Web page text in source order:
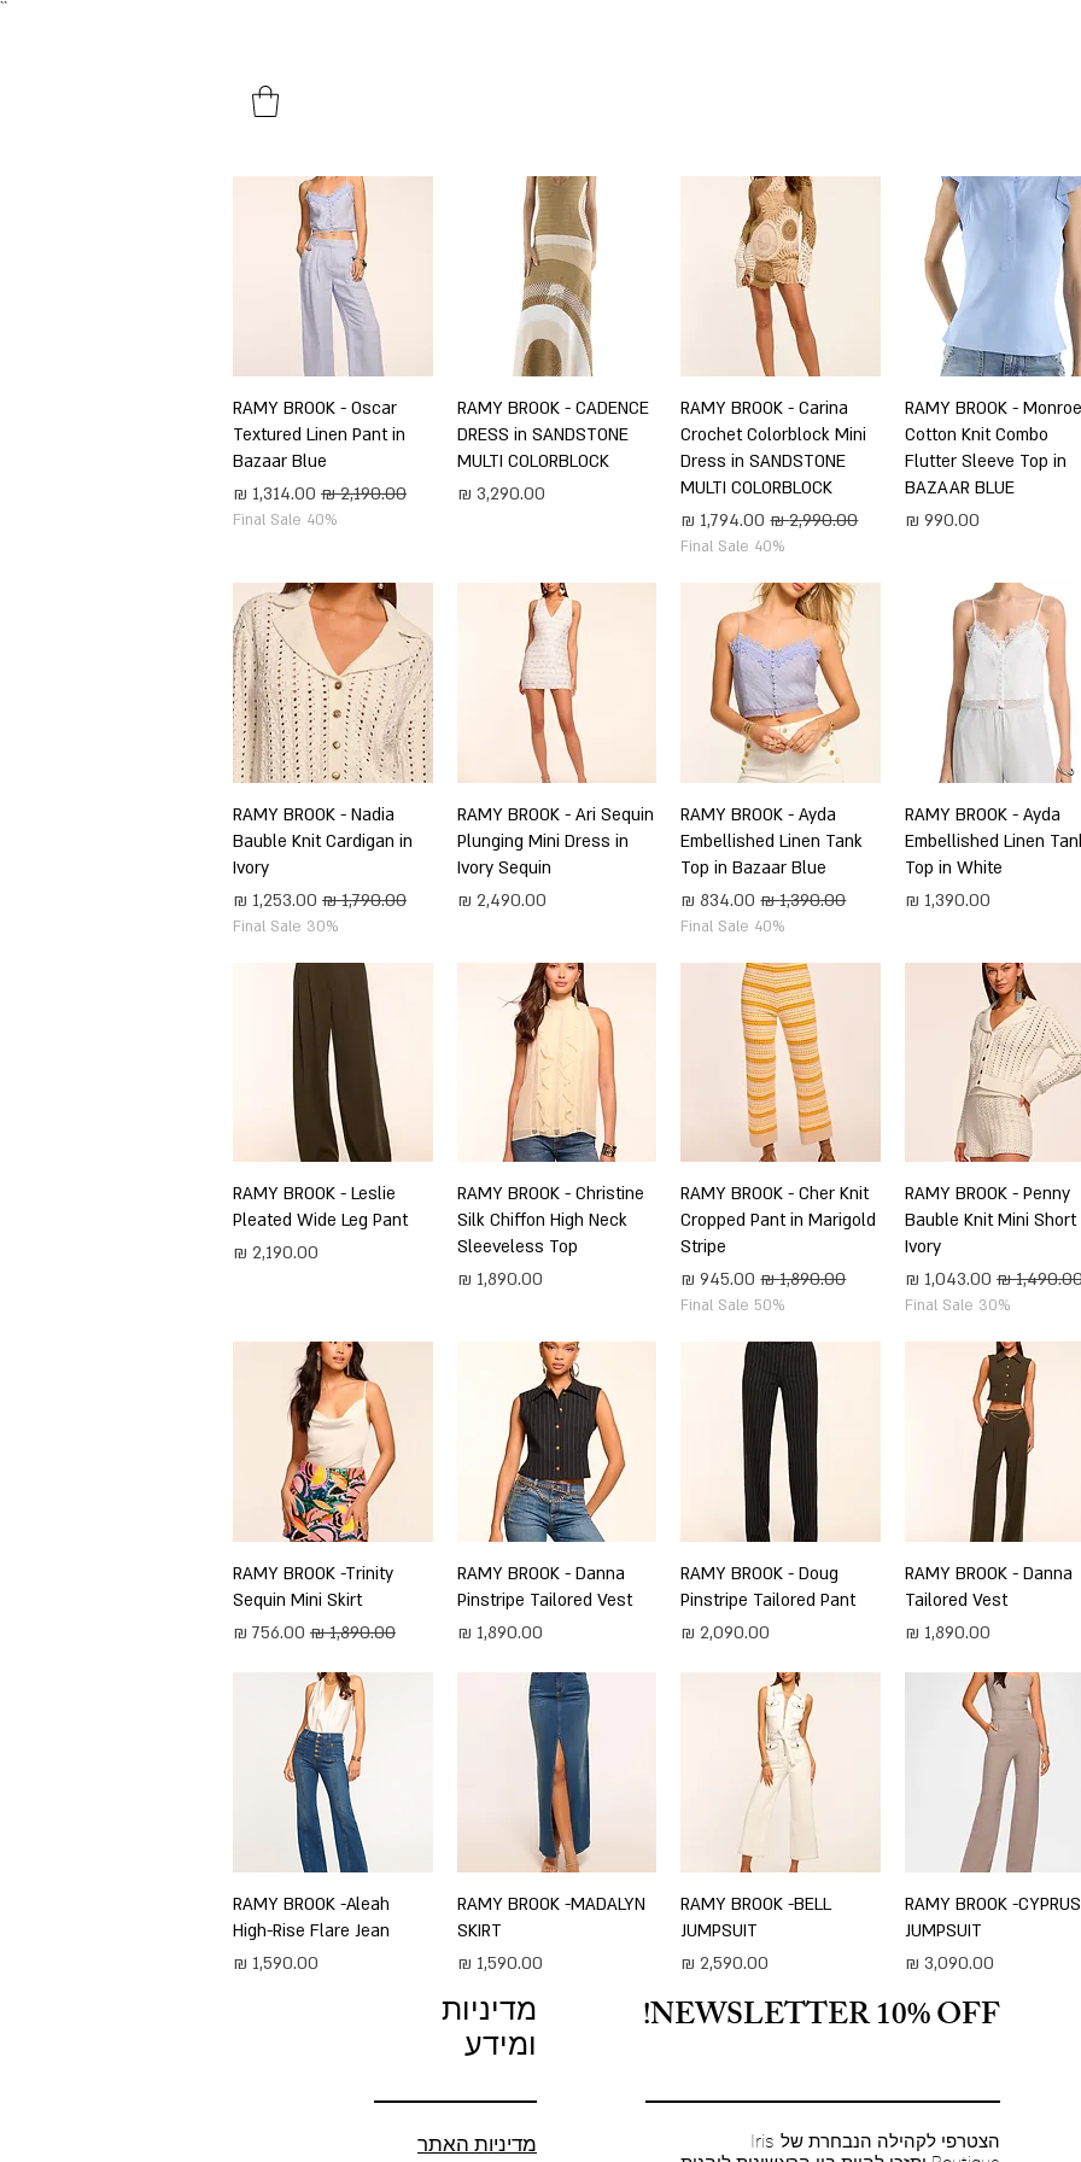
``​
תצוגה מהירה
RAMY BROOK -
Cotton Knit Combo
Flutter Sleeve Top in
BAZAAR BLUE
מחיר
תצוגה מהירה
RAMY BROOK - Carina
Crochet Colorblock Mini
Dress in SANDSTONE
MULTI COLORBLOCK
מחיר רגיל‏2,990.00 ‏₪ מחיר מבצע
Final Sale 40%
תצוגה מהירה
RAMY BROOK - CADENCE
DRESS in SANDSTONE
MULTI COLORBLOCK
מחיר
תצוגה מהירה
RAMY BROOK - Oscar
Textured Linen Pant in
Bazaar Blue
מחיר רגיל
מחיר מבצע
Final Sale 40%
תצוגה מהירה
RAMY BROOK - Ayda
Embellished Linen
Top in White
מחיר
תצוגה מהירה
RAMY BROOK - Ayda
Embellished Linen Tank
Top in Bazaar Blue
מחיר רגיל‏1,390.00 ‏₪ מחיר מבצע
Final Sale 40%
תצוגה מהירה
RAMY BROOK - Ari Sequin
Plunging Mini Dress in
Ivory Sequin
מחיר
תצוגה מהירה
RAMY BROOK - Nadia
Bauble Knit Cardigan in
Ivory
מחיר רגיל
מחיר מבצע
Final Sale 30%
תצוגה מהירה
RAMY BROOK - Penny
Bauble Knit Mini Short
Ivory
רגיל
מחיר מבצע
Final Sale 30%
תצוגה מהירה
RAMY BROOK - Cher Knit
Cropped Pant in Marigold
Stripe
מחיר רגיל‏1,890.00 ‏₪ מחיר מבצע
Final Sale 50%
תצוגה מהירה
RAMY BROOK - Christine
Silk Chiffon High Neck
Sleeveless Top
מחיר
תצוגה מהירה
RAMY BROOK - Leslie
Pleated Wide Leg Pant
מחיר
תצוגה מהירה
RAMY BROOK - Danna
Tailored Vest
מחיר
תצוגה מהירה
RAMY BROOK - Doug
Pinstripe Tailored Pant
מחיר
תצוגה מהירה
RAMY BROOK - Danna
Pinstripe Tailored Vest
מחיר
תצוגה מהירה
RAMY BROOK -Trinity
Sequin Mini Skirt
מחיר רגיל
מחיר מבצע
תצוגה מהירה
RAMY BROOK -CYPRUS
JUMPSUIT
מחיר
תצוגה מהירה
RAMY BROOK -BELL
JUMPSUIT
מחיר
תצוגה מהירה
RAMY BROOK -MADALYN
SKIRT
מחיר
תצוגה מהירה
RAMY BROOK -Aleah
High-Rise Flare Jean
מחיר
מדיניות
ומידע
מדיניות האתר
NEWSLETTER 10% OFF!
הצטרפי לקהילה הנבחרת של Iris